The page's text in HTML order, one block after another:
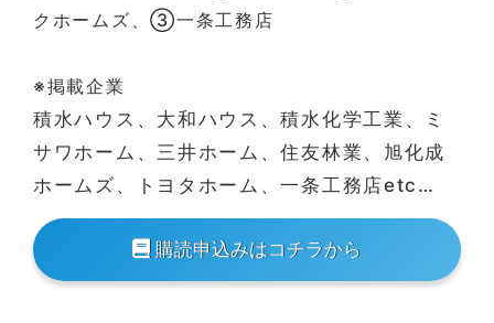
クホームズ、③一条工務店
※掲載企業
積水ハウス、大和ハウス、積水化学工業、ミ
サワホーム、三井ホーム、住友林業、旭化成
ホームズ、トヨタホーム、一条工務店etc…
購読申込みはコチラから